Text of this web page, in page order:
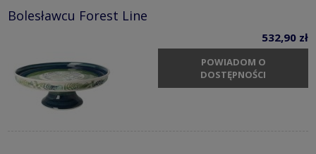
Bolesławcu Forest Line
532,90 zł
POWIADOM O
DOSTĘPNOŚCI